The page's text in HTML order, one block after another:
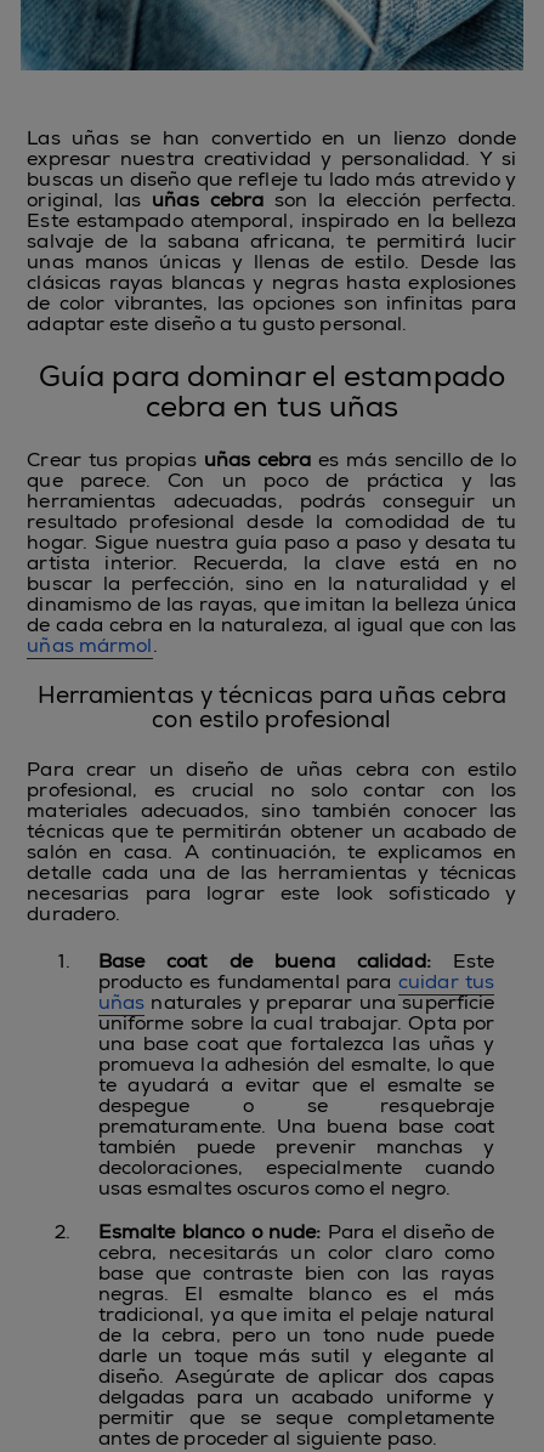
Las uñas se han convertido en un lienzo donde
expresar nuestra creatividad y personalidad. Y si
buscas un diseño que refleje tu lado más atrevido y
original, las uñas cebra son la elección perfecta.
Este estampado atemporal, inspirado en la belleza
salvaje de la sabana africana, te permitirá lucir
unas manos únicas y llenas de estilo. Desde las
clásicas rayas blancas y negras hasta explosiones
de color vibrantes, las opciones son infinitas para
adaptar este diseño a tu gusto personal.
Guía para dominar el estampado
cebra en tus uñas
Crear tus propias uñas cebra es más sencillo de lo
que parece. Con un poco de práctica y las
herramientas adecuadas, podrás conseguir un
resultado profesional desde la comodidad de tu
hogar. Sigue nuestra guía paso a paso y desata tu
artista interior. Recuerda, la clave está en no
buscar la perfección, sino en la naturalidad y el
dinamismo de las rayas, que imitan la belleza única
de cada cebra en la naturaleza, al igual que con las
uñas mármol.
Herramientas y técnicas para uñas cebra
con estilo profesional
Para crear un diseño de uñas cebra con estilo
profesional, es crucial no solo contar con los
materiales adecuados, sino también conocer las
técnicas que te permitirán obtener un acabado de
salón en casa. A continuación, te explicamos en
detalle cada una de las herramientas y técnicas
necesarias para lograr este look sofisticado y
duradero.
Base coat de buena calidad:Este
producto es fundamental paracuidar tus
uñasnaturales y preparar una superficie
uniforme sobre la cual trabajar. Opta por
una base coat que fortalezca las uñas y
promueva la adhesión del esmalte, lo que
te ayudará a evitar que el esmalte se
despegue o se resquebraje
prematuramente. Una buena base coat
también puede prevenir manchas y
decoloraciones, especialmente cuando
usas esmaltes oscuros como el negro.
Esmalte blanco o nude: Para el diseño de
cebra, necesitarás un color claro como
base que contraste bien con las rayas
negras. El esmalte blanco es el más
tradicional, ya que imita el pelaje natural
de la cebra, pero un tono nude puede
darle un toque más sutil y elegante al
diseño. Asegúrate de aplicar dos capas
delgadas para un acabado uniforme y
permitir que se seque completamente
antes de proceder al siguiente paso.